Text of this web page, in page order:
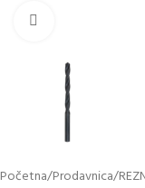
Početna/Prodavnica/